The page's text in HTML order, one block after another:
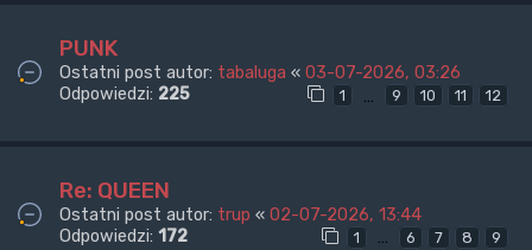
PUNK
Ostatni post autor: tabaluga « 03-07-2026, 03:26
Odpowiedzi: 225 1 9 10 11 12
Re: QUEEN
Ostatni post autor: trup « 02-07-2026, 13:44
Odpowiedzi: 172 1 … 6 7 8 9